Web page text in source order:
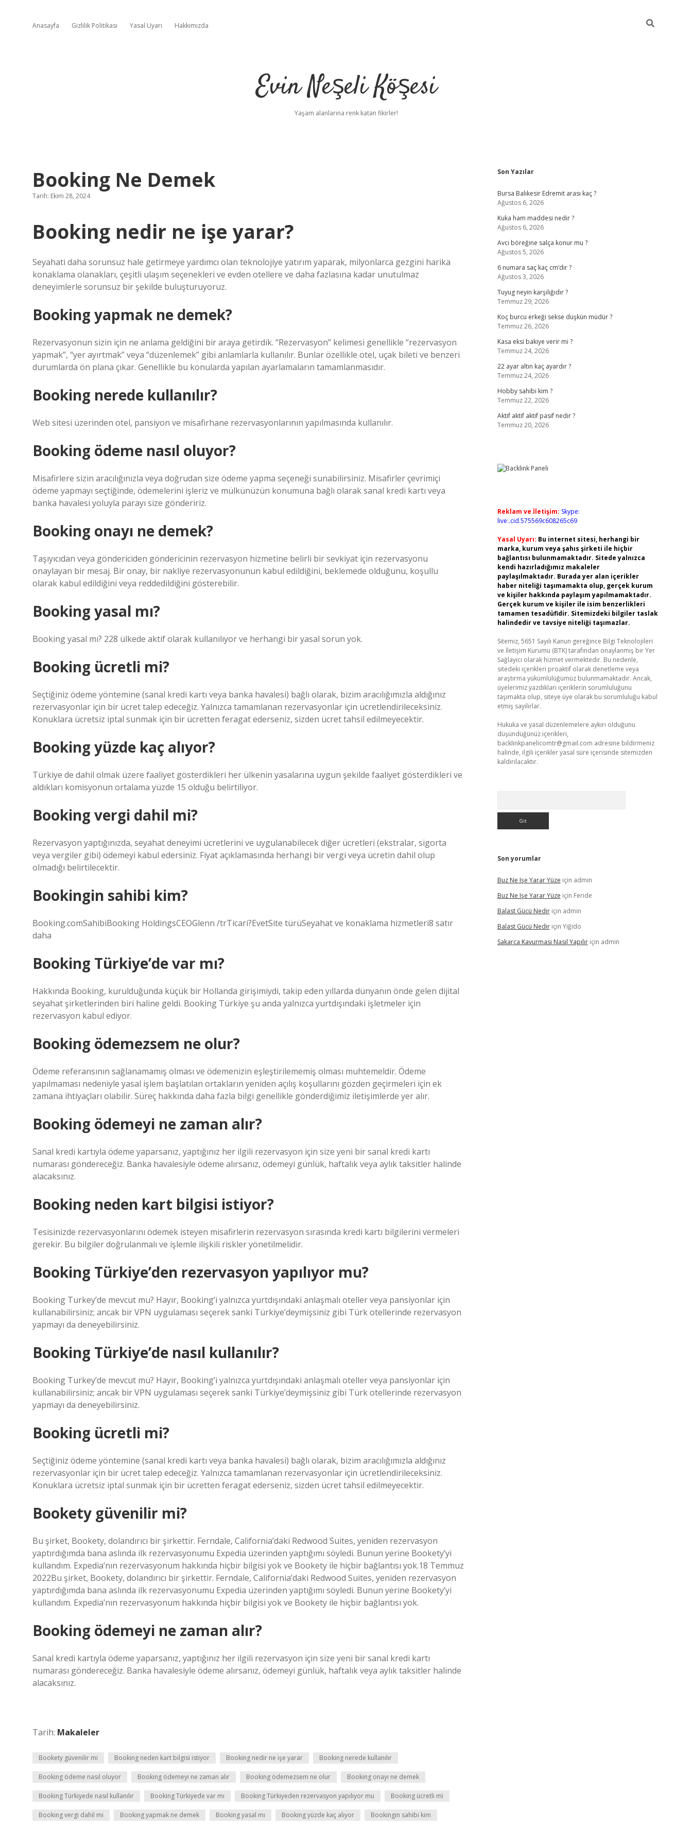
Anasayfa Gizlilik Politikası Yasal Uyarı Hakkımızda
Evin Neşeli Köşesi
Yaşam alanlarına renk katan fikirler!
Booking Ne Demek
Tarih: Ekim 28, 2024
Booking nedir ne işe yarar?
Seyahati daha sorunsuz hale getirmeye yardımcı olan teknolojiye yatırım yaparak, milyonlarca gezgini harika
konaklama olanakları, çeşitli ulaşım seçenekleri ve evden otellere ve daha fazlasına kadar unutulmaz
deneyimlerle sorunsuz bir şekilde buluşturuyoruz.
Booking yapmak ne demek?
Rezervasyonun sizin için ne anlama geldiğini bir araya getirdik. “Rezervasyon” kelimesi genellikle “rezervasyon
yapmak”, “yer ayırtmak” veya “düzenlemek” gibi anlamlarla kullanılır. Bunlar özellikle otel, uçak bileti ve benzeri
durumlarda ön plana çıkar. Genellikle bu konularda yapılan ayarlamaların tamamlanmasıdır.
Booking nerede kullanılır?
Web sitesi üzerinden otel, pansiyon ve misafirhane rezervasyonlarının yapılmasında kullanılır.
Booking ödeme nasıl oluyor?
Misafirlere sizin aracılığınızla veya doğrudan size ödeme yapma seçeneği sunabilirsiniz. Misafirler çevrimiçi
ödeme yapmayı seçtiğinde, ödemelerini işleriz ve mülkünüzün konumuna bağlı olarak sanal kredi kartı veya
banka havalesi yoluyla parayı size göndeririz.
Booking onayı ne demek?
Taşıyıcıdan veya göndericiden göndericinin rezervasyon hizmetine belirli bir sevkiyat için rezervasyonu
onaylayan bir mesaj. Bir onay, bir nakliye rezervasyonunun kabul edildiğini, beklemede olduğunu, koşullu
olarak kabul edildiğini veya reddedildiğini gösterebilir.
Booking yasal mı?
Booking yasal mı? 228 ülkede aktif olarak kullanılıyor ve herhangi bir yasal sorun yok.
Booking ücretli mi?
Seçtiğiniz ödeme yöntemine (sanal kredi kartı veya banka havalesi) bağlı olarak, bizim aracılığımızla aldığınız
rezervasyonlar için bir ücret talep edeceğiz. Yalnızca tamamlanan rezervasyonlar için ücretlendirileceksiniz.
Konuklara ücretsiz iptal sunmak için bir ücretten feragat ederseniz, sizden ücret tahsil edilmeyecektir.
Booking yüzde kaç alıyor?
Türkiye de dahil olmak üzere faaliyet gösterdikleri her ülkenin yasalarına uygun şekilde faaliyet gösterdikleri ve
aldıkları komisyonun ortalama yüzde 15 olduğu belirtiliyor.
Booking vergi dahil mi?
Rezervasyon yaptığınızda, seyahat deneyimi ücretlerini ve uygulanabilecek diğer ücretleri (ekstralar, sigorta
veya vergiler gibi) ödemeyi kabul edersiniz. Fiyat açıklamasında herhangi bir vergi veya ücretin dahil olup
olmadığı belirtilecektir.
Bookingin sahibi kim?
Booking.comSahibiBooking HoldingsCEOGlenn /trTicari?EvetSite türüSeyahat ve konaklama hizmetleri8 satır
daha
Booking Türkiye’de var mı?
Hakkında Booking, kurulduğunda küçük bir Hollanda girişimiydi, takip eden yıllarda dünyanın önde gelen dijital
seyahat şirketlerinden biri haline geldi. Booking Türkiye şu anda yalnızca yurtdışındaki işletmeler için
rezervasyon kabul ediyor.
Booking ödemezsem ne olur?
Ödeme referansının sağlanamamış olması ve ödemenizin eşleştirilememiş olması muhtemeldir. Ödeme
yapılmaması nedeniyle yasal işlem başlatılan ortakların yeniden açılış koşullarını gözden geçirmeleri için ek
zamana ihtiyaçları olabilir. Süreç hakkında daha fazla bilgi genellikle gönderdiğimiz iletişimlerde yer alır.
Booking ödemeyi ne zaman alır?
Sanal kredi kartıyla ödeme yaparsanız, yaptığınız her ilgili rezervasyon için size yeni bir sanal kredi kartı
numarası göndereceğiz. Banka havalesiyle ödeme alırsanız, ödemeyi günlük, haftalık veya aylık taksitler halinde
alacaksınız.
Booking neden kart bilgisi istiyor?
Tesisinizde rezervasyonlarını ödemek isteyen misafirlerin rezervasyon sırasında kredi kartı bilgilerini vermeleri
gerekir. Bu bilgiler doğrulanmalı ve işlemle ilişkili riskler yönetilmelidir.
Booking Türkiye’den rezervasyon yapılıyor mu?
Booking Turkey’de mevcut mu? Hayır, Booking’i yalnızca yurtdışındaki anlaşmalı oteller veya pansiyonlar için
kullanabilirsiniz; ancak bir VPN uygulaması seçerek sanki Türkiye’deymişsiniz gibi Türk otellerinde rezervasyon
yapmayı da deneyebilirsiniz.
Booking Türkiye’de nasıl kullanılır?
Booking Turkey’de mevcut mu? Hayır, Booking’i yalnızca yurtdışındaki anlaşmalı oteller veya pansiyonlar için
kullanabilirsiniz; ancak bir VPN uygulaması seçerek sanki Türkiye’deymişsiniz gibi Türk otellerinde rezervasyon
yapmayı da deneyebilirsiniz.
Booking ücretli mi?
Seçtiğiniz ödeme yöntemine (sanal kredi kartı veya banka havalesi) bağlı olarak, bizim aracılığımızla aldığınız
rezervasyonlar için bir ücret talep edeceğiz. Yalnızca tamamlanan rezervasyonlar için ücretlendirileceksiniz.
Konuklara ücretsiz iptal sunmak için bir ücretten feragat ederseniz, sizden ücret tahsil edilmeyecektir.
Bookety güvenilir mi?
Bu şirket, Bookety, dolandırıcı bir şirkettir. Ferndale, California’daki Redwood Suites, yeniden rezervasyon
yaptırdığımda bana aslında ilk rezervasyonumu Expedia üzerinden yaptığımı söyledi. Bunun yerine Bookety’yi
kullandım. Expedia’nın rezervasyonum hakkında hiçbir bilgisi yok ve Bookety ile hiçbir bağlantısı yok.18 Temmuz
2022Bu şirket, Bookety, dolandırıcı bir şirkettir. Ferndale, California’daki Redwood Suites, yeniden rezervasyon
yaptırdığımda bana aslında ilk rezervasyonumu Expedia üzerinden yaptığımı söyledi. Bunun yerine Bookety’yi
kullandım. Expedia’nın rezervasyonum hakkında hiçbir bilgisi yok ve Bookety ile hiçbir bağlantısı yok.
Booking ödemeyi ne zaman alır?
Sanal kredi kartıyla ödeme yaparsanız, yaptığınız her ilgili rezervasyon için size yeni bir sanal kredi kartı
numarası göndereceğiz. Banka havalesiyle ödeme alırsanız, ödemeyi günlük, haftalık veya aylık taksitler halinde
alacaksınız.
Tarih: Makaleler
Bookety güvenilir mi Booking neden kart bilgisi istiyor Booking nedir ne işe yarar Booking nerede kullanılır
Booking ödeme nasıl oluyor Booking ödemeyi ne zaman alır Booking ödemezsem ne olur Booking onayı ne demek
Booking Türkiyede nasıl kullanılır Booking Türkiyede var mı Booking Türkiyeden rezervasyon yapılıyor mu Booking ücretli mi
Booking vergi dahil mi Booking yapmak ne demek Booking yasal mı Booking yüzde kaç alıyor Bookingin sahibi kim
Sidebar
Son Yazılar
Bursa Balıkesir Edremit arası kaç ?
Ağustos 6, 2026
Kuka ham maddesi nedir ?
Ağustos 6, 2026
Avcı böreğine salça konur mu ?
Ağustos 5, 2026
6 numara saç kaç cm’dir ?
Ağustos 3, 2026
Tuyug neyin karşılığıdır ?
Temmuz 29, 2026
Koç burcu erkeği sekse düşkün müdür ?
Temmuz 26, 2026
Kasa eksi bakiye verir mi ?
Temmuz 24, 2026
22 ayar altın kaç ayardır ?
Temmuz 24, 2026
Hobby sahibi kim ?
Temmuz 22, 2026
Aktif aktif aktif pasif nedir ?
Temmuz 20, 2026
Reklam ve İletişim: Skype:
live:.cid.575569c608265c69
Yasal Uyarı: Bu internet sitesi, herhangi bir
marka, kurum veya şahıs şirketi ile hiçbir
bağlantısı bulunmamaktadır. Sitede yalnızca
kendi hazırladığımız makaleler
paylaşılmaktadır. Burada yer alan içerikler
haber niteliği taşımamakta olup, gerçek kurum
ve kişiler hakkında paylaşım yapılmamaktadır.
Gerçek kurum ve kişiler ile isim benzerlikleri
tamamen tesadüfidir. Sitemizdeki bilgiler taslak
halindedir ve tavsiye niteliği taşımazlar.
Sitemiz, 5651 Sayılı Kanun gereğince Bilgi Teknolojileri
ve İletişim Kurumu (BTK) tarafından onaylanmış bir Yer
Sağlayıcı olarak hizmet vermektedir. Bu nedenle,
sitedeki içerikleri proaktif olarak denetleme veya
araştırma yükümlülüğümüz bulunmamaktadır. Ancak,
üyelerimiz yazdıkları içeriklerin sorumluluğunu
taşımakta olup, siteye üye olarak bu sorumluluğu kabul
etmiş sayılırlar.
Hukuka ve yasal düzenlemelere aykırı olduğunu
düşündüğünüz içerikleri,
backlinkpanelicomtr@gmail.com adresine bildirmeniz
halinde, ilgili içerikler yasal süre içerisinde sitemizden
kaldırılacaktır.
Son yorumlar
Buz Ne Işe Yarar Yüze için admin
Buz Ne Işe Yarar Yüze için Feride
Balast Gücü Nediriçin admin
Balast Gücü Nediriçin Yiğido
Sakarca Kavurması Nasıl Yapılıriçin admin